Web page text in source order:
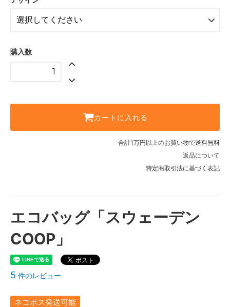
購入数
カートに入れる
合計1万円以上のお買い物で送料無料
返品について
特定商取引法に基づく表記
エコバッグ「スウェーデン
COOP」
5 件のレビュー
ネコポス発送可能